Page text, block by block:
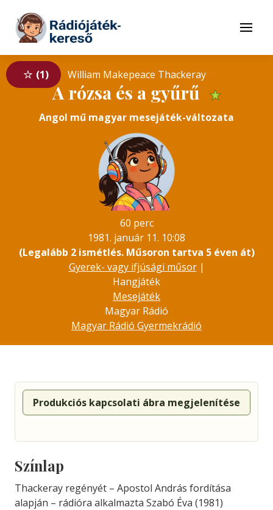
Tovább a tartalomhoz
Menü
1 William Makepeace Thackeray
A rózsa és a gyűrű ★
Angol mű magyar mesejáték-változata
60 perc
1981. január 11. 10:08
(Legalább 2 ismétlés. Műsoron tartva 5 éven át)
Gyerek- vagy ifjúsági műsor|
Hangjáték
Mesejáték
Magyar Rádió
Magyar Rádió Gyermekrádió
Produkciós kapcsolati ábra megjelenítése
Színlap
Thackeray regényét – Apostol András fordítása
alapján – rádióra alkalmazta Szabó Éva (1981)